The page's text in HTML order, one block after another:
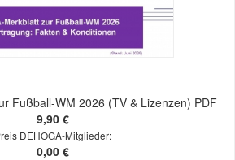
Fußball-WM 2026 (TV & Lizenzen) PDF
9,90 €
DEHOGA-Mitglieder:
0,00 €